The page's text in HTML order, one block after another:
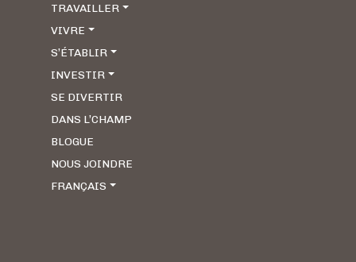
TRAVAILLER
VIVRE
S’ÉTABLIR
INVESTIR
SE DIVERTIR
DANS L’CHAMP
BLOGUE
NOUS JOINDRE
FRANÇAIS